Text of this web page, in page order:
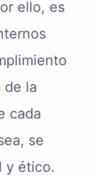
ello, es
de la
cada
se
y ético.